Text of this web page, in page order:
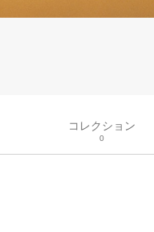
コレクション
0